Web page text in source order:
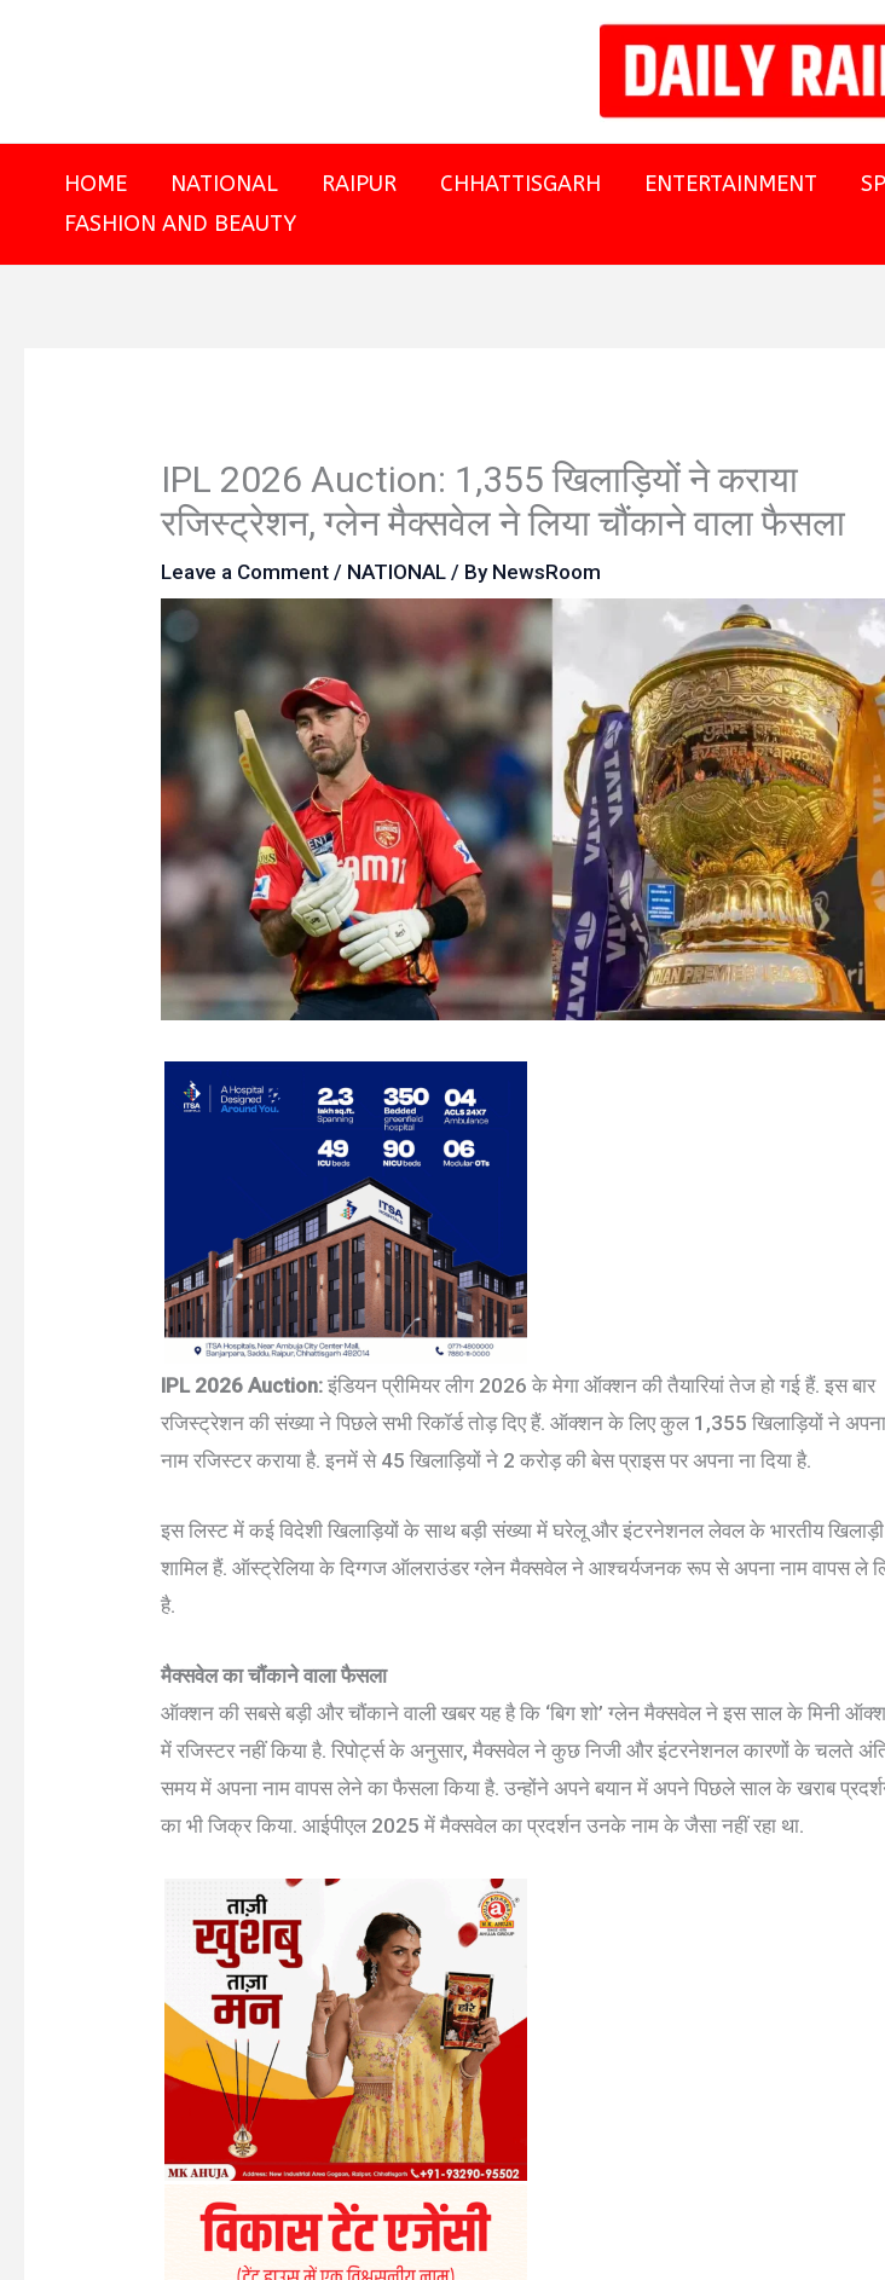
HOME NATIONAL RAIPUR CHHATTISGARH ENTERTAINMENT
FASHION AND BEAUTY
IPL 2026 Auction: 1,355 खिलाड़ियों ने कराया
रजिस्ट्रेशन, ग्लेन मैक्सवेल ने लिया चौंकाने वाला फैसला
Leave a Comment / NATIONAL / By NewsRoom
IPL 2026 Auction:इंडियन प्रीमियर लीग 2026 के मेगा ऑक्शन की तैयारियां तेज हो गई हैं. इस बार
रजिस्ट्रेशन की संख्या ने पिछले सभी रिकॉर्ड तोड़ दिए हैं. ऑक्शन के लिए कुल 1,355 खिलाड़ियों ने अपना
नाम रजिस्टर कराया है. इनमें से 45 खिलाड़ियों ने 2 करोड़ की बेस प्राइस पर अपना ना दिया है.
इस लिस्ट में कई विदेशी खिलाड़ियों के साथ बड़ी संख्या में घरेलू और इंटरनेशनल लेवल के भारतीय खिलाड़ी
शामिल हैं. ऑस्ट्रेलिया के दिग्गज ऑलराउंडर ग्लेन मैक्सवेल ने आश्चर्यजनक रूप से अपना नाम वापस ले
है.
मैक्सवेल का चौंकाने वाला फैसला
ऑक्शन की सबसे बड़ी और चौंकाने वाली खबर यह है कि ‘बिग शो’ ग्लेन मैक्सवेल ने इस साल के मिनी
में रजिस्टर नहीं किया है. रिपोर्ट्स के अनुसार, मैक्सवेल ने कुछ निजी और इंटरनेशनल कारणों के चलते
समय में अपना नाम वापस लेने का फैसला किया है. उन्होंने अपने बयान में अपने पिछले साल के खराब
का भी जिक्र किया. आईपीएल 2025 में मैक्सवेल का प्रदर्शन उनके नाम के जैसा नहीं रहा था.